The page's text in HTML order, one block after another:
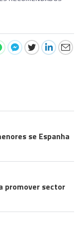
se Espanha
promover sector